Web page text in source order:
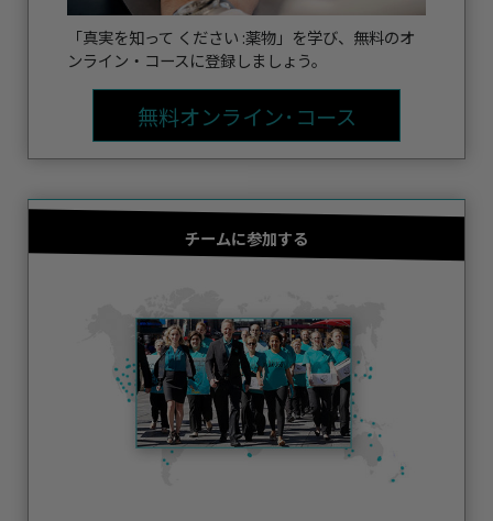
「真実を知って ください :薬物」を学び、無料のオ
ンライン・コースに登録しましょう。
無料オンライン･コース
チームに参加する